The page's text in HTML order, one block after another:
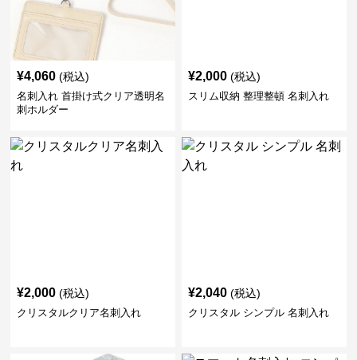
¥4,060 (税込)
名刺入れ 首掛け式クリア透明名
刺ホルダー
¥2,000 (税込)
スリム収納 整理整頓 名刺入れ
¥2,000 (税込)
クリスタルクリア名刺入れ
¥2,040 (税込)
クリスタル シンプル 名刺入れ